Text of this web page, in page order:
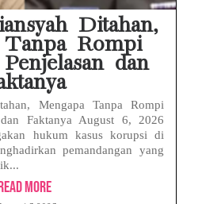
Ditahan,
Tanpa Rompi
dan
Mengapa Tanpa Rompi
Faktanya August 6, 2026
hukum kasus korupsi di
pemandangan yang
More